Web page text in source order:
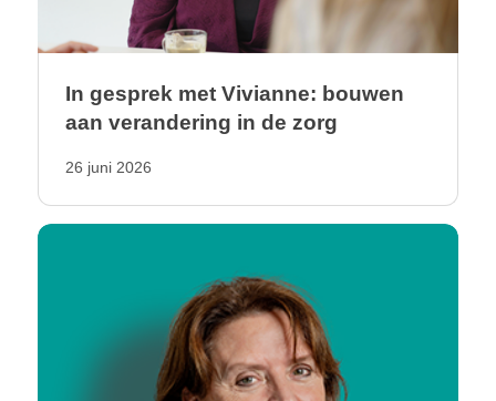
In gesprek met Vivianne: bouwen
aan verandering in de zorg
26 juni 2026